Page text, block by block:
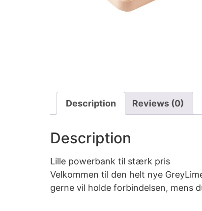
Description Reviews (0)
Description
Lille powerbank til stærk pris
Velkommen til den helt nye
gerne vil holde forbindelsen, mens